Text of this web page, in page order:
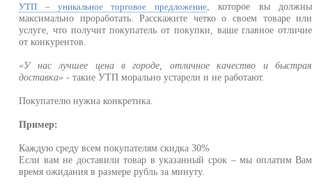
УТП – уникальное торговое предложение, которое вы должны
максимально проработать. Расскажите четко о своем товаре или
услуге, что получит покупатель от покупки, ваше главное отличие
от конкурентов.
«У нас лучшее цена в городе, отличное качество и быстрая
доставка» - такие УТП морально устарели и не работают.
Покупателю нужна конкретика.
Пример:
Каждую среду всем покупателям скидка 30%
Если вам не доставили товар в указанный срок – мы оплатим Вам
время ожидания в размере рубль за минуту.